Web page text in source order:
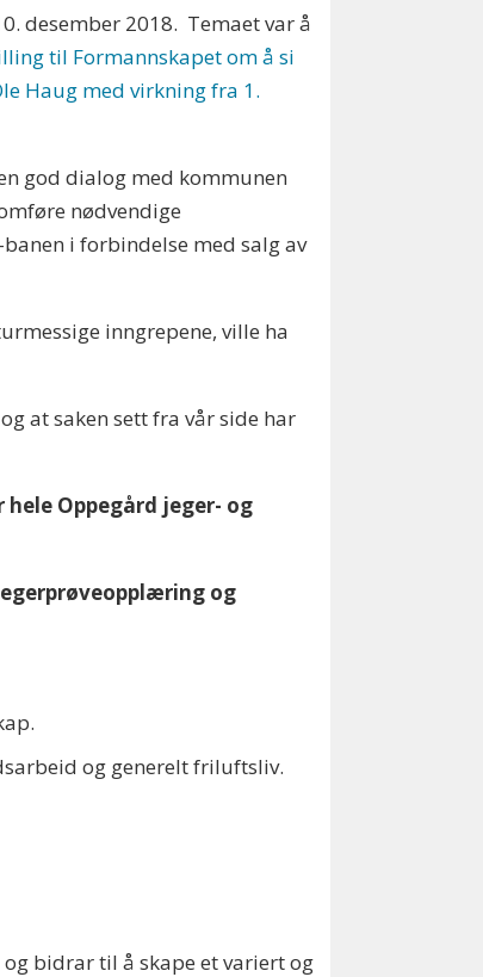
desember 2018. Temaet var å
til Formannskapet om å si
Haug med virkning fra 1.
god dialog med kommunen
nødvendige
i forbindelse med salg av
inngrepene, ville ha
at saken sett fra vår side har
Oppegård jeger- og
og
og generelt friluftsliv.
bidrar til å skape et variert og